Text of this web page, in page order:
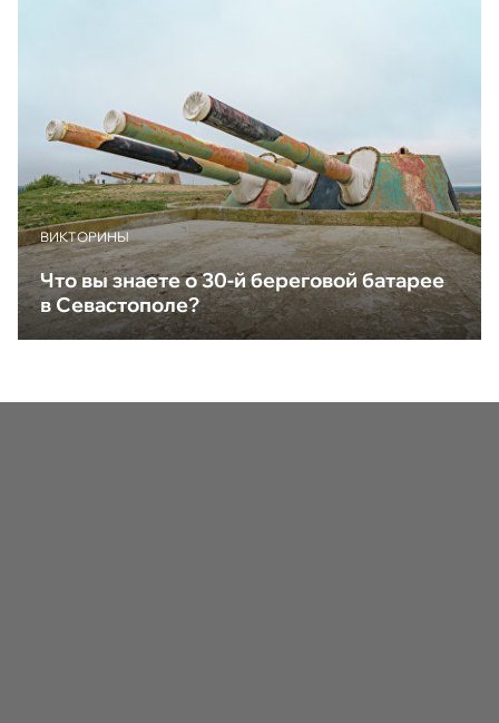
ВИКТОРИНЫ
Что вы знаете о 30-й береговой батарее
в Севастополе?